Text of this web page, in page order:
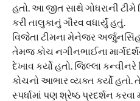
હતો. આ જીત સાથે ગોધરાની ટીમે
કરી તાલુકાનું ગૌરવ વધાર્યું હતું.
વિજેતા ટીમના મેનેજર
તેમજ કોચ નગીનભાઈના
દેખાવ કર્યો હતો. જિલ્લા
કોચનો આભાર વ્યક્ત કર્યો હતો.
સ્પર્ધામાં પણ શ્રેષ્ઠ પ્રદર્શન